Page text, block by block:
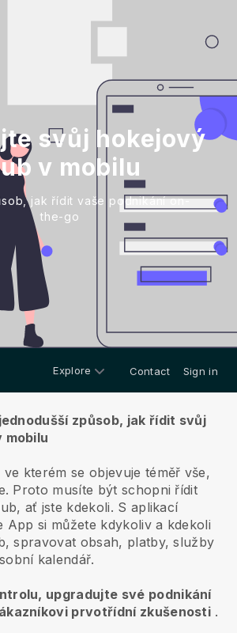
svůj hokejový
v mobilu
jak řídit vaše podnikání on-
the-go
Explore Contact Sign in
způsob, jak řídit svůj
mobilu
ve kterém se objevuje téměř vše,
Proto musíte být schopni řídit
ať jste kdekoli. S aplikací
App si můžete kdykoliv a kdekoli
spravovat obsah, platby, služby
kalendář.
upgradujte své podnikání
prvotřídní zkušenosti .